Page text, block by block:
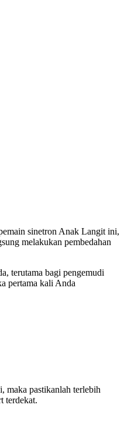
sinetron Anak Langit ini,
melakukan pembedahan
terutama bagi pengemudi
pertama kali Anda
maka pastikanlah terlebih
terdekat.